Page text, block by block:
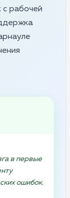
рабочей
в первые
ошибок.